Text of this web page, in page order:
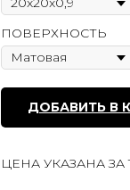
ПОВЕРХНОСТЬ
ДОБАВИТЬ В
ЦЕНА УКАЗАНА ЗА